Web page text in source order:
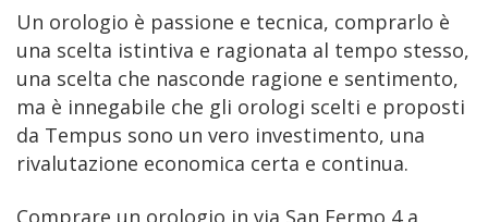
Un orologio è passione e tecnica, comprarlo è
una scelta istintiva e ragionata al tempo stesso,
una scelta che nasconde ragione e sentimento,
ma è innegabile che gli orologi scelti e proposti
da Tempus sono un vero investimento, una
rivalutazione economica certa e continua.